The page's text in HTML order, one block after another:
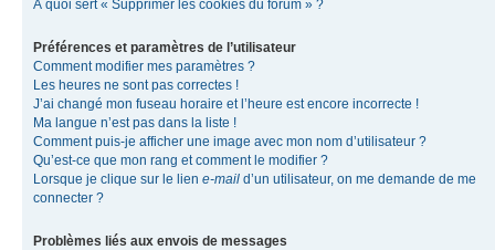
À quoi sert « Supprimer les cookies du forum » ?
Préférences et paramètres de l’utilisateur
Comment modifier mes paramètres ?
Les heures ne sont pas correctes !
J’ai changé mon fuseau horaire et l’heure est encore incorrecte !
Ma langue n’est pas dans la liste !
Comment puis-je afficher une image avec mon nom d’utilisateur ?
Qu’est-ce que mon rang et comment le modifier ?
Lorsque je clique sur le lien e-mail d’un utilisateur, on me demande de me
connecter ?
Problèmes liés aux envois de messages